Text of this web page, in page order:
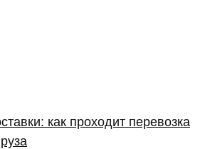
как проходит перевозка